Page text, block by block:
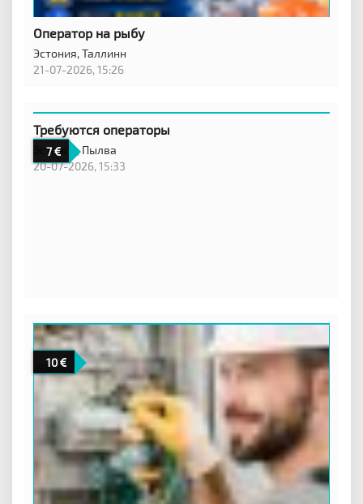
Оператор на рыбу
Эстония,Таллинн
21-07-2026, 15:26
7
Требуются операторы
Эстония,Пылва
20-07-2026, 15:33
10